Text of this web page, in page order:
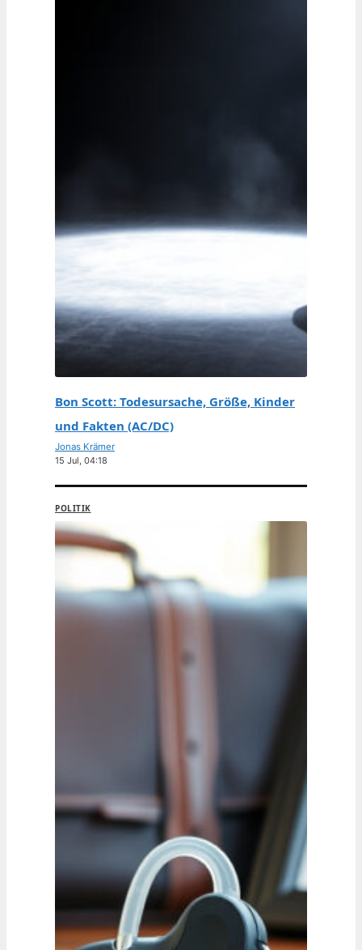
Bon Scott: Todesursache, Größe, Kinder
und Fakten (AC/DC)
Jonas Krämer
15 Jul, 04:18
POLITIK